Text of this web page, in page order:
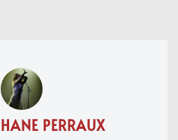
PERRAUX